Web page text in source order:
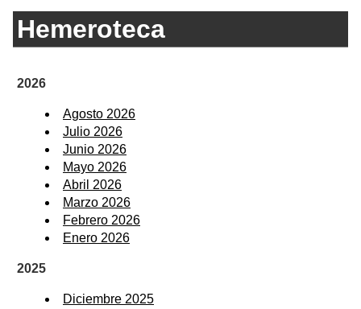
Hemeroteca
2026
Agosto 2026
Julio 2026
Junio 2026
Mayo 2026
Abril 2026
Marzo 2026
Febrero 2026
Enero 2026
2025
Diciembre 2025